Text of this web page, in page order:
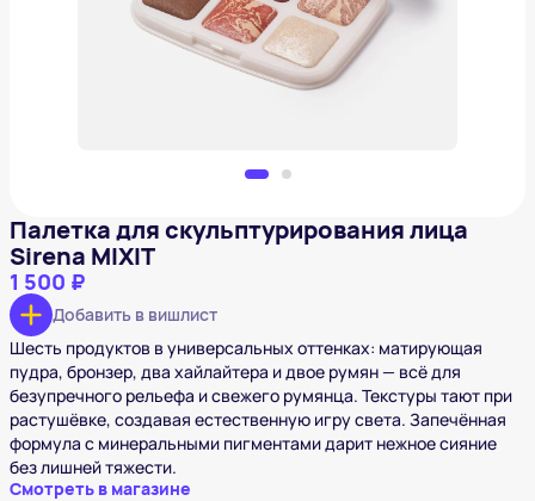
Добавить в вишлист
Палетка для скульптурирования лица
Sirena MIXIT
1 500 ₽
Добавить в вишлист
Шесть продуктов в универсальных оттенках: матирующая
пудра, бронзер, два хайлайтера и двое румян — всё для
безупречного рельефа и свежего румянца. Текстуры тают при
растушёвке, создавая естественную игру света. Запечённая
формула с минеральными пигментами дарит нежное сияние
без лишней тяжести.
Смотреть в магазине